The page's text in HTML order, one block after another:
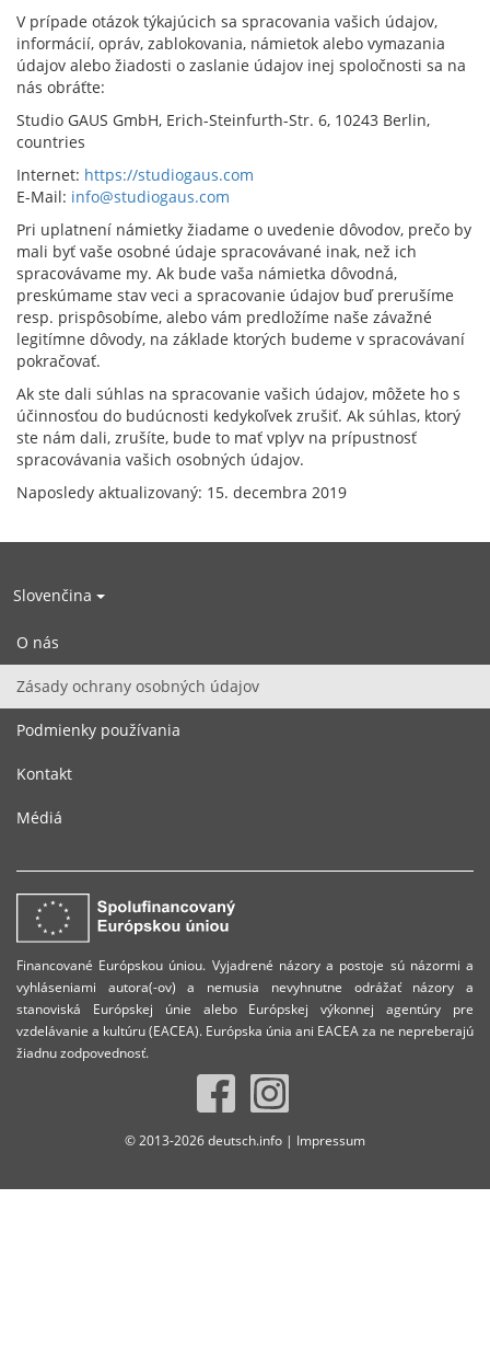
V prípade otázok týkajúcich sa spracovania vašich údajov,
informácií, opráv, zablokovania, námietok alebo vymazania
údajov alebo žiadosti o zaslanie údajov inej spoločnosti sa na
nás obráťte:
Studio GAUS GmbH, Erich-Steinfurth-Str. 6, 10243 Berlin,
countries
Internet: https://studiogaus.com
E-Mail: info@studiogaus.com
Pri uplatnení námietky žiadame o uvedenie dôvodov, prečo by
mali byť vaše osobné údaje spracovávané inak, než ich
spracovávame my. Ak bude vaša námietka dôvodná,
preskúmame stav veci a spracovanie údajov buď prerušíme
resp. prispôsobíme, alebo vám predložíme naše závažné
legitímne dôvody, na základe ktorých budeme v spracovávaní
pokračovať.
Ak ste dali súhlas na spracovanie vašich údajov, môžete ho s
účinnosťou do budúcnosti kedykoľvek zrušiť. Ak súhlas, ktorý
ste nám dali, zrušíte, bude to mať vplyv na prípustnosť
spracovávania vašich osobných údajov.
Naposledy aktualizovaný: 15. decembra 2019
Slovenčina
O nás
Zásady ochrany osobných údajov
Podmienky používania
Kontakt
Médiá
Financované Európskou úniou. Vyjadrené názory a postoje sú názormi a
vyhláseniami autora(-ov) a nemusia nevyhnutne odrážať názory a
stanoviská Európskej únie alebo Európskej výkonnej agentúry pre
vzdelávanie a kultúru (EACEA). Európska únia ani EACEA za ne nepreberajú
žiadnu zodpovednosť.
© 2013-2026 deutsch.info | Impressum